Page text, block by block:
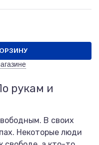
рукам и
В своих
Некоторые люди